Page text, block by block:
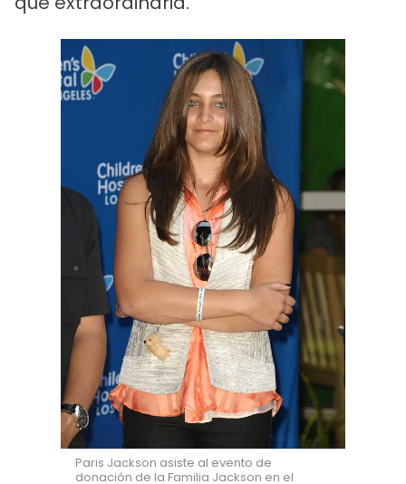
Paris Jackson asiste al evento de
donación de la Familia Jackson en el